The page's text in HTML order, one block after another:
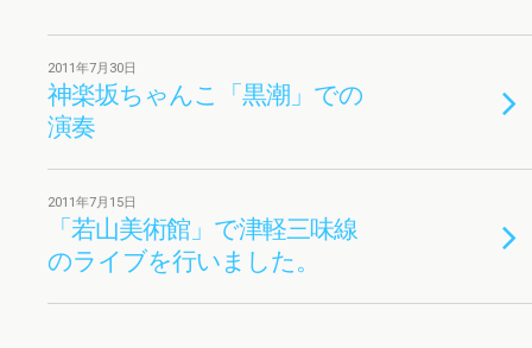
2011年7月30日
神楽坂ちゃんこ「黒潮」での
演奏
2011年7月15日
「若山美術館」で津軽三味線
のライブを行いました。